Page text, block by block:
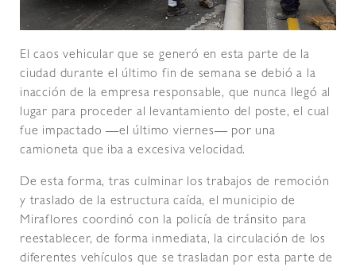
El caos vehicular que se generó en esta parte de la
ciudad durante el último fin de semana se debió a la
inacción de la empresa responsable, que nunca llegó al
lugar para proceder al levantamiento del poste, el cual
fue impactado ―el último viernes― por una
camioneta que iba a excesiva velocidad.
De esta forma, tras culminar los trabajos de remoción
y traslado de la estructura caída, el municipio de
Miraflores coordinó con la policía de tránsito para
reestablecer, de forma inmediata, la circulación de los
diferentes vehículos que se trasladan por esta parte de